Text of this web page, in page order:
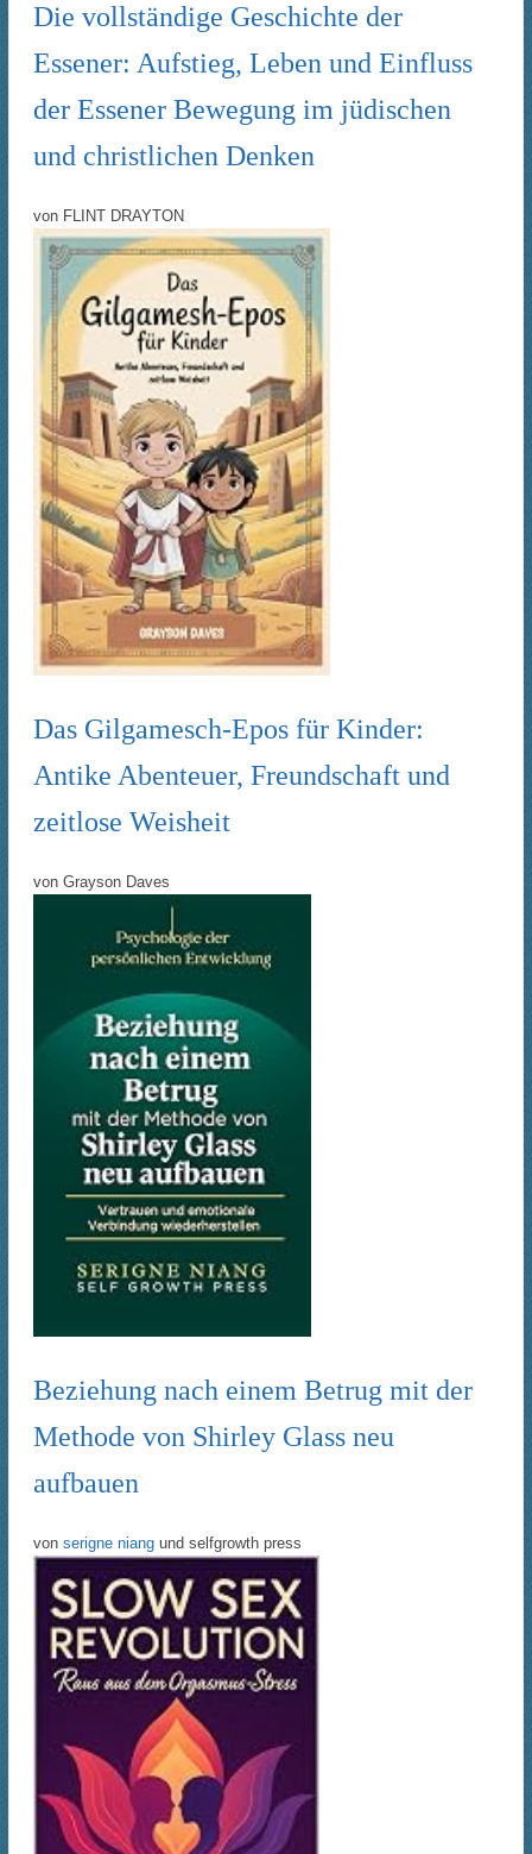
Die vollständige Geschichte der
Essener: Aufstieg, Leben und Einfluss
der Essener Bewegung im jüdischen
und christlichen Denken
von FLINT DRAYTON
Das Gilgamesch-Epos für Kinder:
Antike Abenteuer, Freundschaft und
zeitlose Weisheit
von Grayson Daves
Beziehung nach einem Betrug mit der
Methode von Shirley Glass neu
aufbauen
von serigne niang und selfgrowth press